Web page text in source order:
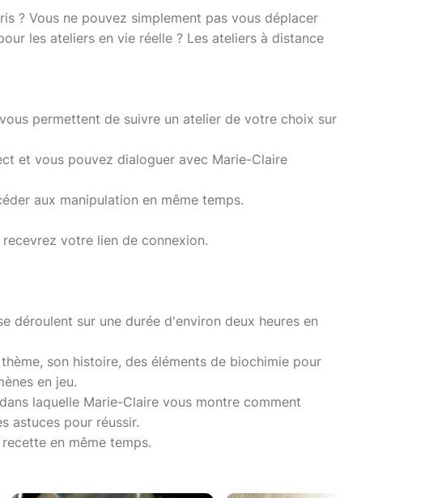
? Vous ne pouvez simplement pas vous déplacer
les ateliers en vie réelle ? Les ateliers à distance
permettent de suivre un atelier de votre choix sur
et vous pouvez dialoguer avec Marie-Claire
aux manipulation en même temps.
votre lien de connexion.
déroulent sur une durée d'environ deux heures en
son histoire, des éléments de biochimie pour
en jeu.
laquelle Marie-Claire vous montre comment
astuces pour réussir.
en même temps.